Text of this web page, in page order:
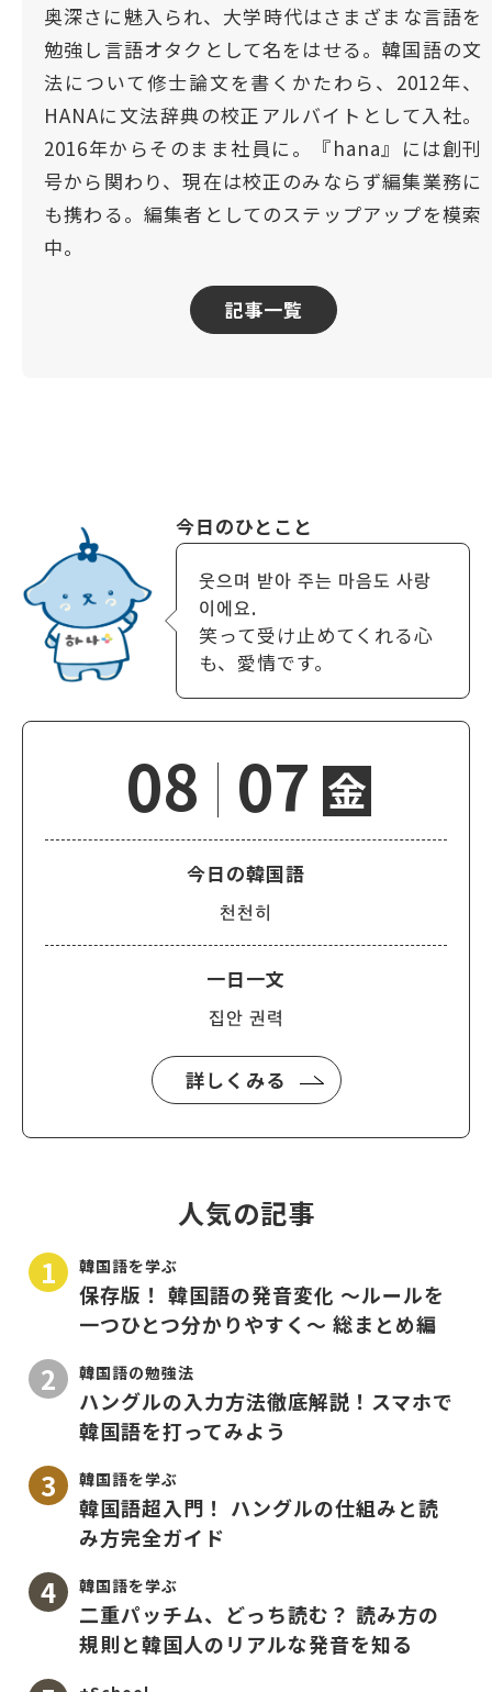
奥深さに魅入られ、大学時代はさまざまな言語を
勉強し言語オタクとして名をはせる。韓国語の文
法について修士論文を書くかたわら、2012年、
HANAに文法辞典の校正アルバイトとして入社。
2016年からそのまま社員に。『hana』には創刊
号から関わり、現在は校正のみならず編集業務に
も携わる。編集者としてのステップアップを模索
中。
記事一覧
今日のひとこと
웃으며 받아 주는 마음도 사랑
이에요.
笑って受け止めてくれる心
も、愛情です。
08 07 金
今日の韓国語
천천히
一日一文
집안 권력
詳しくみる
人気の記事
韓国語を学ぶ
保存版！ 韓国語の発音変化 〜ルールを
一つひとつ分かりやすく〜 総まとめ編
韓国語の勉強法
ハングルの入力方法徹底解説！スマホで
韓国語を打ってみよう
韓国語を学ぶ
韓国語超入門！ ハングルの仕組みと読
み方完全ガイド
韓国語を学ぶ
二重パッチム、どっち読む？ 読み方の
規則と韓国人のリアルな発音を知る